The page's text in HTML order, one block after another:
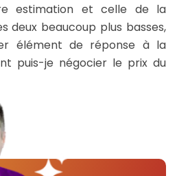
estimation et celle de la
deux beaucoup plus basses,
élément de réponse à la
puis-je négocier le prix du